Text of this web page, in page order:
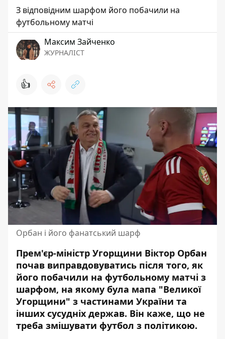
З відповідним шарфом його побачили на
футбольному матчі
Максим Зайченко
ЖУРНАЛІСТ
👍
Орбан і його фанатський шарф
Прем'єр-міністр Угорщини Віктор Орбан
почав виправдовуватись після того, як
його побачили на футбольному матчі з
шарфом, на якому була мапа "Великої
Угорщини" з частинами України та
інших сусудніх держав. Він каже, що не
треба змішувати футбол з політикою.